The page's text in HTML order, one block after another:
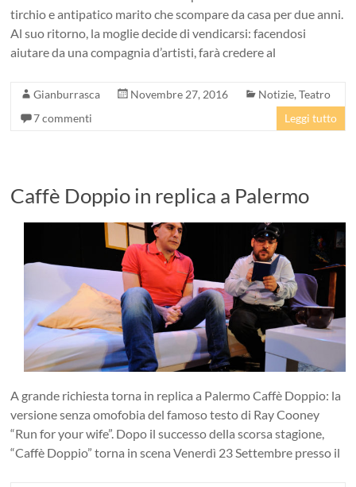
tirchio e antipatico marito che scompare da casa per due anni.
Al suo ritorno, la moglie decide di vendicarsi: facendosi
aiutare da una compagnia d’artisti, farà credere al
Gianburrasca Novembre 27, 2016 Notizie,Teatro
7 commenti
Leggi tutto
Caffè Doppio in replica a Palermo
A grande richiesta torna in replica a Palermo Caffè Doppio: la
versione senza omofobia del famoso testo di Ray Cooney
“Run for your wife”. Dopo il successo della scorsa stagione,
“Caffè Doppio” torna in scena Venerdì 23 Settembre presso il